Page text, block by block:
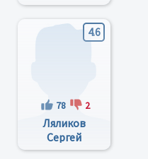
Михайловна
4.6
78 2
Ляликов
Сергей
Владимирович